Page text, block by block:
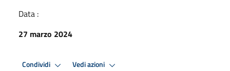
Data :
27 marzo 2024
Condividi Vedi azioni